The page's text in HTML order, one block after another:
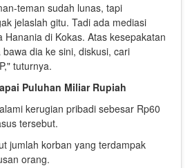
teman sudah lunas, tapi
jelaslah gitu. Tadi ada mediasi
Hanania di Kokas. Atas kesepakatan
dia ke sini, diskusi, cari
tuturnya.
Puluhan Miliar Rupiah
kerugian pribadi sebesar Rp60
tersebut.
jumlah korban yang terdampak
orang.